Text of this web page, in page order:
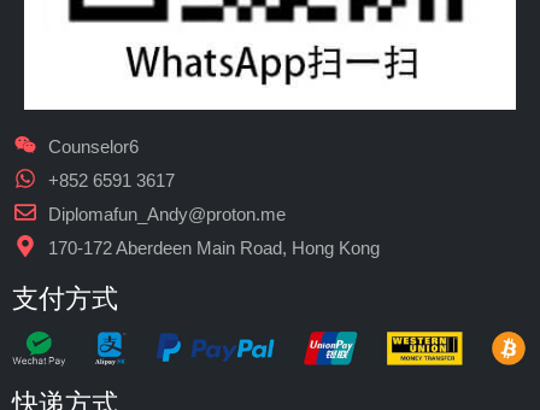
Counselor6
+852 6591 3617
Diplomafun_Andy@proton.me
170-172 Aberdeen Main Road, Hong Kong
支付方式
快递方式